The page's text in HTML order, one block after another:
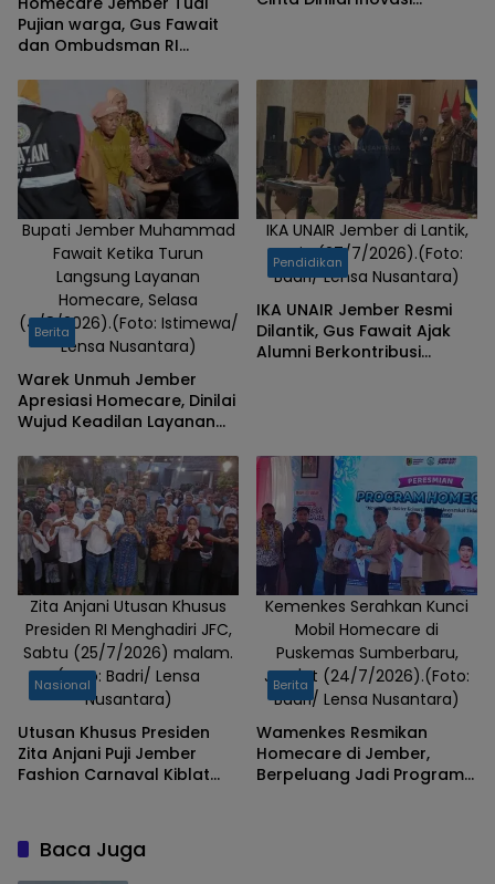
Pujian warga, Gus Fawait
dan Ombudsman RI
Kesehatan Rumah Pasien
Bupati Jember Muhammad
Fawait Ketika Turun
Langsung Layanan
Homecare, Selasa
(4/8/2026).(Foto: Istimewa/
Lensa Nusantara)
Berita
Warek Unmuh Jember
Apresiasi Homecare, Dinilai
Wujud Keadilan Layanan
IKA UNAIR Jember di Lantik,
Senin (27/7/2026).(Foto:
Badri/ Lensa Nusantara)
Pendidikan
IKA UNAIR Jember Resmi
Dilantik, Gus Fawait Ajak
Alumni Berkontribusi
Zita Anjani Utusan Khusus
Presiden RI Menghadiri JFC,
Sabtu (25/7/2026) malam.
(Foto: Badri/ Lensa
Nusantara)
Nasional
Utusan Khusus Presiden
Zita Anjani Puji Jember
Fashion Carnaval Kiblat
Kemenkes Serahkan Kunci
Mobil Homecare di
Puskemas Sumberbaru,
Jum'at (24/7/2026).(Foto:
Badri/ Lensa Nusantara)
Berita
Wamenkes Resmikan
Homecare di Jember,
Berpeluang Jadi Program
Baca Juga